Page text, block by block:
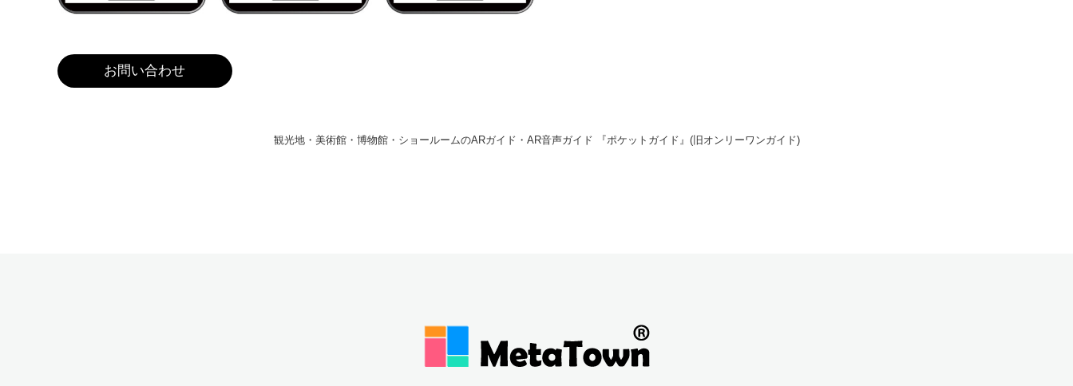
お問い合わせ
観光地・美術館・博物館・ショールームのARガイド・AR音声ガイド 『ポケットガイド』(旧オンリーワンガイド)